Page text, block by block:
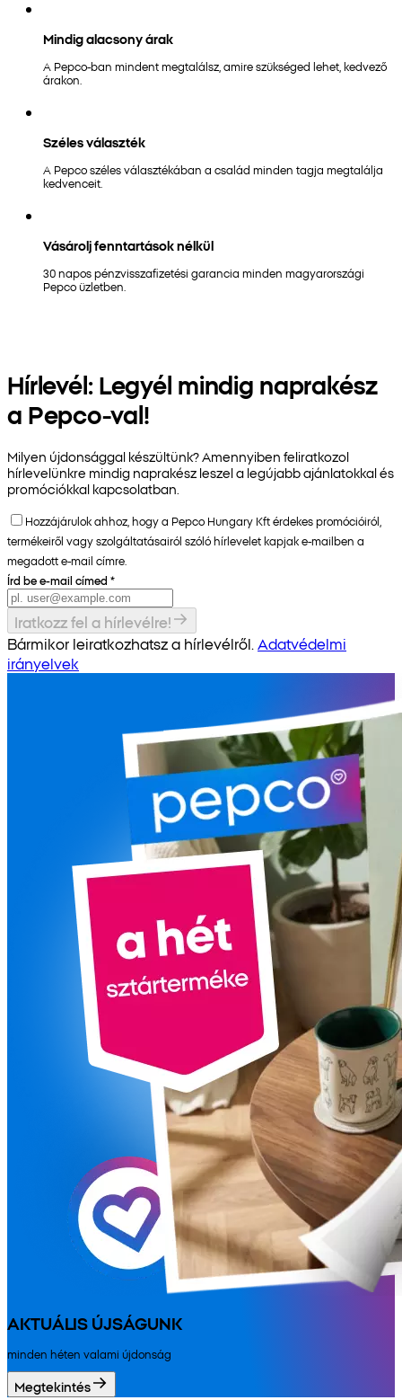
Mindig alacsony árak
A Pepco-ban mindent megtalálsz, amire szükséged lehet, kedvező
árakon.
Széles választék
A Pepco széles választékában a család minden tagja megtalálja
kedvenceit.
Vásárolj fenntartások nélkül
30 napos pénzvisszafizetési garancia minden magyarországi
Pepco üzletben.
Hírlevél: Legyél mindig naprakész
a Pepco-val!
Milyen újdonsággal készültünk? Amennyiben feliratkozol
hírlevelünkre mindig naprakész leszel a legújabb ajánlatokkal és
promóciókkal kapcsolatban.
Hozzájárulok ahhoz, hogy a Pepco Hungary Kft érdekes promócióiról,
termékeiről vagy szolgáltatásairól szóló hírlevelet kapjak e-mailben a
megadott e-mail címre.
Írd be e-mail címed *
Iratkozz fel a hírlevélre!
Bármikor leiratkozhatsz a hírlevélről. Adatvédelmi
irányelvek
AKTUÁLIS ÚJSÁGUNK
minden héten valami újdonság
Megtekintés